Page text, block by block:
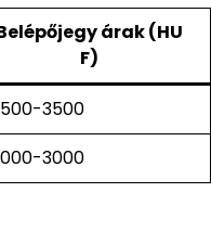
árak (HU
F)
3500
3000